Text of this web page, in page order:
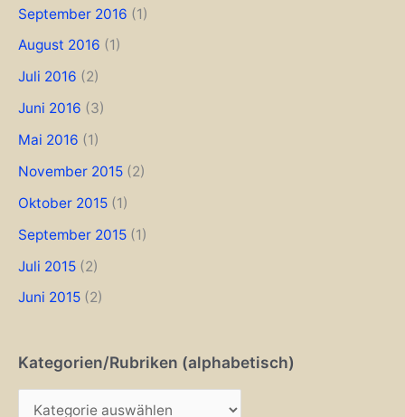
September 2016 (1)
August 2016 (1)
Juli 2016 (2)
Juni 2016 (3)
Mai 2016 (1)
November 2015 (2)
Oktober 2015 (1)
September 2015 (1)
Juli 2015 (2)
Juni 2015 (2)
Kategorien/Rubriken (alphabetisch)